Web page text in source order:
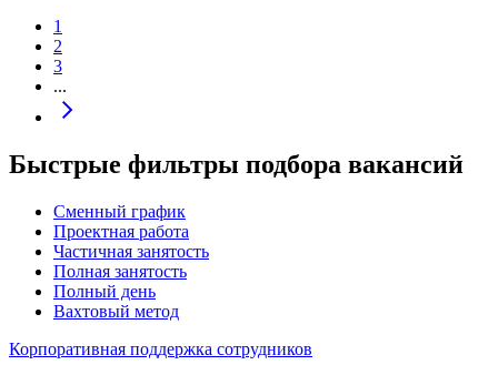
1
2
3
...
Быстрые фильтры подбора вакансий
Сменный график
Проектная работа
Частичная занятость
Полная занятость
Полный день
Вахтовый метод
Корпоративная поддержка сотрудников